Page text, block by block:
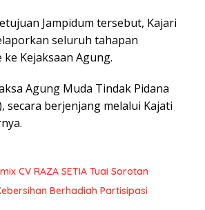
Jampidum tersebut, Kajari
seluruh tahapan
ke Kejaksaan Agung.
Agung Muda Tindak Pidana
secara berjenjang melalui Kajati
CV RAZA SETIA Tuai Sorotan
Berhadiah Partisipasi